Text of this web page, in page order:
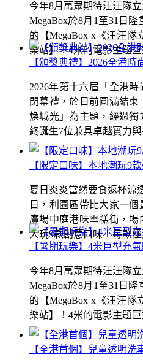
今年8月萬眾期待汪汪隊
MegaBox於8月1至31日
的【MegaBox x《汪汪
樂站】！4米的電影主題
【限定口味】本地潮玩9
夏日炎炎當然要食返杯涼
日，利園區帶比大家一
廣場中庭港味雪糕街，場
大玩9款創意口味！每款
【全港首個】兒童透明洗
【頒獎典禮】2026全港時
2026年第十六屆「全港
閉幕禮，於日前圓滿結
煥城光」為主題，經過
終誕生7位兼具卓越實力
【暑期玩樂】4米巨型充
今年8月萬眾期待汪汪隊
MegaBox於8月1至31日
的【MegaBox x《汪汪
樂站】！4米的電影主題